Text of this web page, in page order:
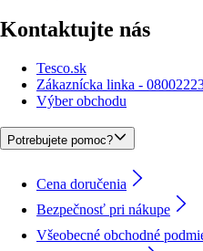
Kontaktujte nás
Tesco.sk
Zákaznícka linka -
Výber obchodu
Potrebujete pomoc?
Cena doručenia
Bezpečnosť pri nákupe
Všeobecné obchodné